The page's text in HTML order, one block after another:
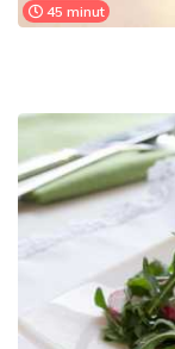
45 minut